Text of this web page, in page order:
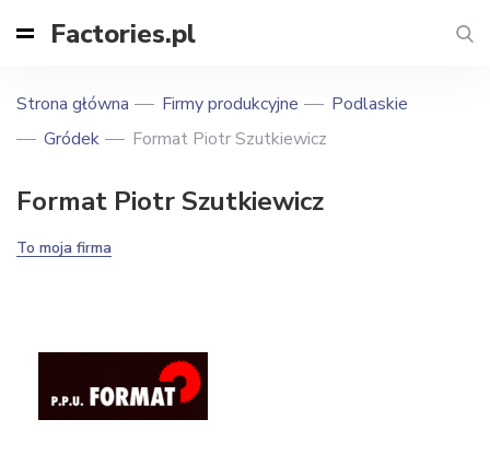
Factories.pl
Strona główna Firmy produkcyjne
Podlaskie
Gródek
Format Piotr Szutkiewicz
Format Piotr Szutkiewicz
To moja firma